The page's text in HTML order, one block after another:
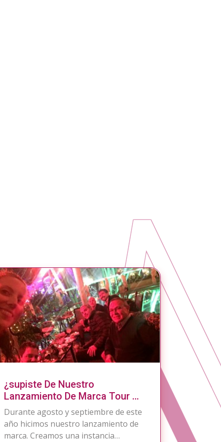
¿supiste De Nuestro
Lanzamiento De Marca Tour De
Bares?
Durante agosto y septiembre de este
año hicimos nuestro lanzamiento de
marca. Creamos una instancia